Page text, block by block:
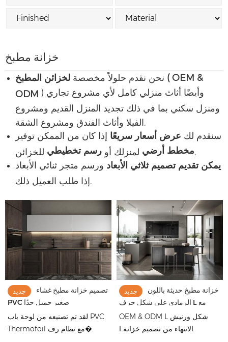
خزانة مطبخ
نحن نقدم حلولاً مخصصة لخزائن المطبخ (OEM &
ODM ) وأيضًا أثاث منزلي كامل لأي مشروع تجاري
ومنزل سكني بما في ذلك تجديد المنزل القديم ومشروع
سنقدم لك عرض أسعار سريعًا إذا كان من الممكن توفير
مخطط أرضي لمنزلك أو رسم تخطيطي
يمكن تقديم تصميم ثلاثي الأبعاد ورسم متجر ثنائي الأبعاد
جديد
تصميم خزانة مطبخ غشاء
PVC صغير جميل جدًا
لقد تم تصنيعه من لوحة باب PVC
Thermofoil مع نظام رف�
جديد
خزانة مطبخ حديثة باللون
الرمادي على شكل حرف L مع
تصميم جزيرة مطبخ صغير
OEM & ODM L شكل ورنيش
الانتهاء من تصميم خزانة ا